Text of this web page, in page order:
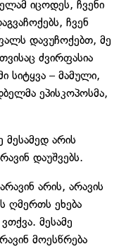
იცოდეს, ჩვენი
ჩვენ
დავუჩოქებთ, მე
ძვირფასია
სიტყვა – მამული,
ეპისკოპოსმა,
მესამედ არის
დაუშვებს.
არის, არავის
ღმერთს ეხება
მესამე
მოესწრება